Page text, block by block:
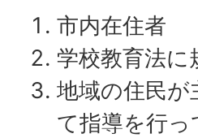
市内在住者
学校教育法に
地域の住民
て指導を行っ